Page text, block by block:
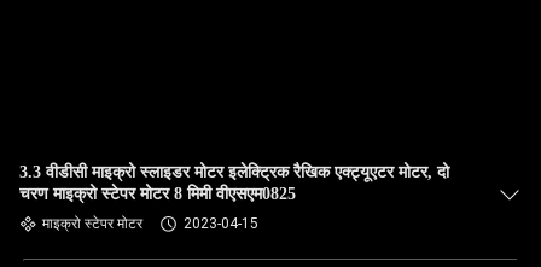
3.3 वीडीसी माइक्रो स्लाइडर मोटर इलेक्ट्रिक रैखिक एक्ट्यूएटर मोटर, दो
चरण माइक्रो स्टेपर मोटर 8 मिमी वीएसएम0825
माइक्रो स्टेपर मोटर 2023-04-15